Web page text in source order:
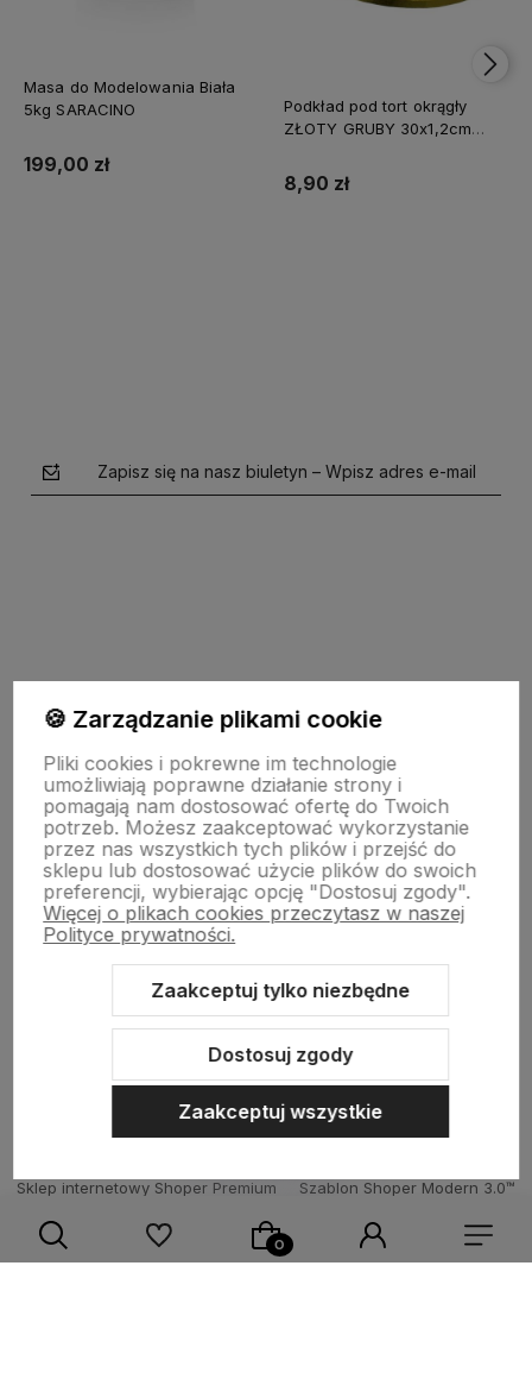
Masa do Modelowania Biała
5kg SARACINO
199,00 zł
Podkład pod tort okrągły
ZŁOTY GRUBY 30x1,2cm
8,90 zł
Zapisz się na nasz biuletyn – Wpisz adres e-mail
Pomoc
Strony Informacyjne
Moje konto
Sklep internetowy Shoper Premium
Szablon Shoper Modern 3.0™
🍪 Zarządzanie plikami cookie
Pliki cookies i pokrewne im technologie
umożliwiają poprawne działanie strony i
pomagają nam dostosować ofertę do Twoich
potrzeb. Możesz zaakceptować wykorzystanie
przez nas wszystkich tych plików i przejść do
sklepu lub dostosować użycie plików do swoich
preferencji, wybierając opcję "Dostosuj zgody".
Więcej o plikach cookies przeczytasz w naszej
Polityce prywatności.
Zaakceptuj tylko niezbędne
Dostosuj zgody
Zaakceptuj wszystkie